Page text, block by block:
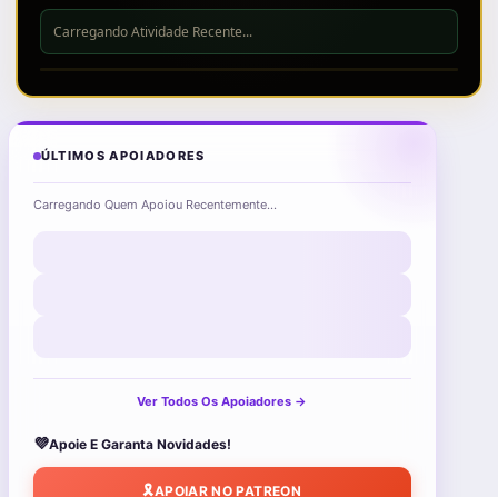
Carregando Atividade Recente...
ÚLTIMOS APOIADORES
Carregando Quem Apoiou Recentemente...
Ver Todos Os Apoiadores →
💜Apoie E Garanta Novidades!
🎗️APOIAR NO PATREON